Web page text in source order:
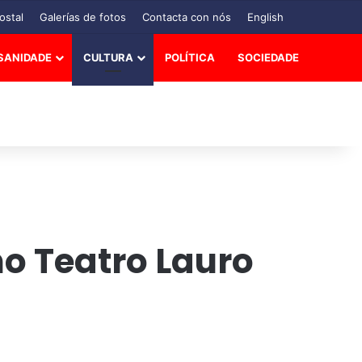
Galerías de fotos Contacta con nós English
CULTURA POLÍTICA SOCIEDADE
Teatro Lauro